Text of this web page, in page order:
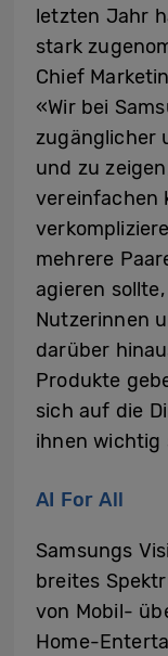
letzten Jahr
stark
Chief
«Wir bei
zugänglicher
und zu
vereinfachen
mehrere
agieren
Nutzerinnen
darüber
Produkte
sich auf die
ihnen wichtig
AI For All
Samsungs
breites
von Mobil-
Home-